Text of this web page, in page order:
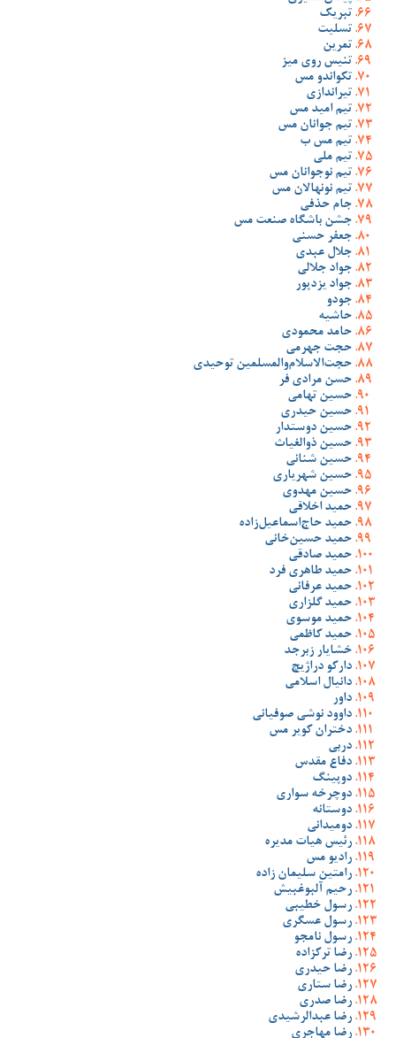
تبریک
تسلیت
تمرین
تنیس روی میز
تکواندو مس
تیراندازی
تیم امید مس
تیم جوانان مس
تیم مس ب
تیم ملی
تیم نوجوانان مس
تیم نونهالان مس
جام حذفی
جشن باشگاه صنعت مس
جعفر حسنی
جلال عبدی
جواد جلالی
جواد یزدپور
جودو
حاشیه
حامد محمودی
حجت جهرمی
حجت‌الاسلام‌والمسلمین توحیدی
حسن مرادی فر
حسین تهامی
حسین حیدری
حسین دوستدار
حسین ذوالغیاث
حسین شنانی
حسین شهریاری
حسین مهدوی
حمید اخلاقی
حمید حاج‌اسماعیل‌زاده
حمید حسین‌خانی
حمید صادقی
حمید طاهری فرد
حمید عرفانی
حمید گلزاری
حمید موسوی
حمید کاظمی
خشایار زبرجد
دارکو دراژیچ
دانیال اسلامی
داور
داوود نوشی صوفیانی
دختران کویر مس
دربی
دفاع مقدس
دوپینگ
دوچرخه سواری
دوستانه
دومیدانی
رئیس هیات مدیره
رادیو مس
رامتین سلیمان زاده
رحیم آلبوغبیش
رسول خطیبی
رسول عسگری
رسول نامجو
رضا ترکزاده
رضا حیدری
رضا ستاری
رضا صدری
رضا عبدالرشیدی
رضا مهاجری